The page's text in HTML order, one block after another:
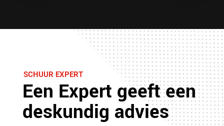
SCHUUR EXPERT
Een Expert geeft een
deskundig advies